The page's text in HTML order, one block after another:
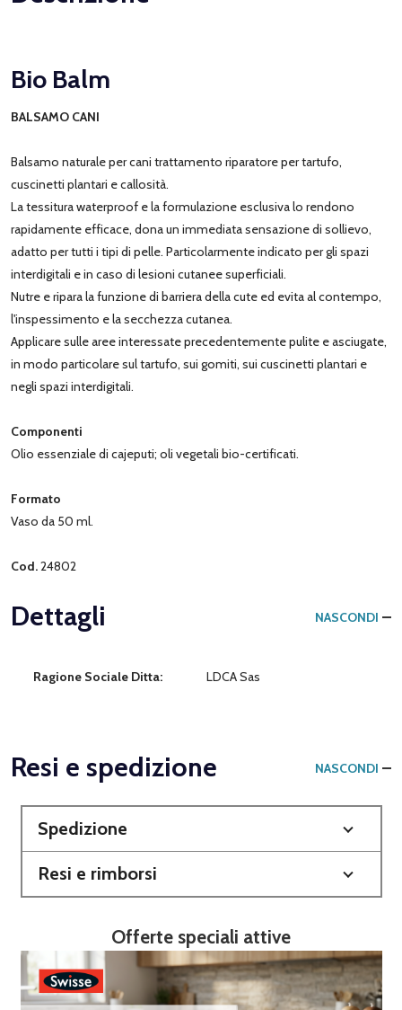
Bio Balm
BALSAMO CANI
Balsamo naturale per cani trattamento riparatore per tartufo,
cuscinetti plantari e callosità.
La tessitura waterproof e la formulazione esclusiva lo rendono
rapidamente efficace, dona un immediata sensazione di sollievo,
adatto per tutti i tipi di pelle. Particolarmente indicato per gli spazi
interdigitali e in caso di lesioni cutanee superficiali.
Nutre e ripara la funzione di barriera della cute ed evita al contempo,
l'inspessimento e la secchezza cutanea.
Applicare sulle aree interessate precedentemente pulite e asciugate,
in modo particolare sul tartufo, sui gomiti, sui cuscinetti plantari e
negli spazi interdigitali.
Componenti
Olio essenziale di cajeputi; oli vegetali bio-certificati.
Formato
Vaso da 50 ml.
Cod.24802
Dettagli NASCONDI
Ragione Sociale Ditta: LDCA Sas
Resi e spedizione NASCONDI
Spedizione
Resi e rimborsi
Offerte speciali attive